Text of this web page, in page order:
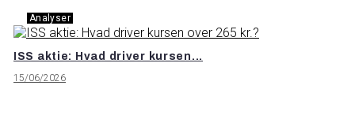
Analyser
ISS aktie: Hvad driver kursen...
15/06/2026